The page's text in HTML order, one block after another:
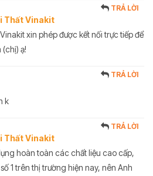
Thất Vinakit
TRẢ LỜI
xin phép được kết nối trực tiếp để
(chị) ạ!
TRẢ LỜI
k
Thất Vinakit
TRẢ LỜI
hoàn toàn các chất liệu cao cấp,
1 trên thị trường hiện nay, nên Anh